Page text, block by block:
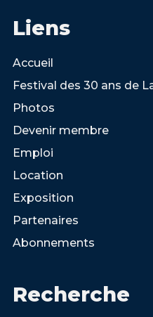
Liens
Accueil
Festival des 30 ans de
Photos
Devenir membre
Emploi
Location
Exposition
Partenaires
Abonnements
Recherche